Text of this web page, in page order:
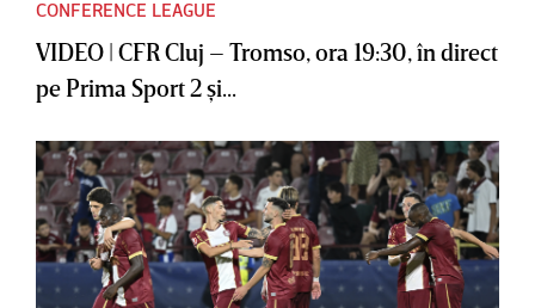
CONFERENCE LEAGUE
VIDEO | CFR Cluj – Tromso, ora 19:30, în direct
pe Prima Sport 2 şi...